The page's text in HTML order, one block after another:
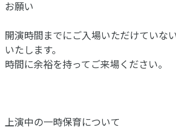
お願い
開演時間までにご入場いただけていな
いたします。
時間に余裕を持ってご来場ください。
上演中の一時保育について